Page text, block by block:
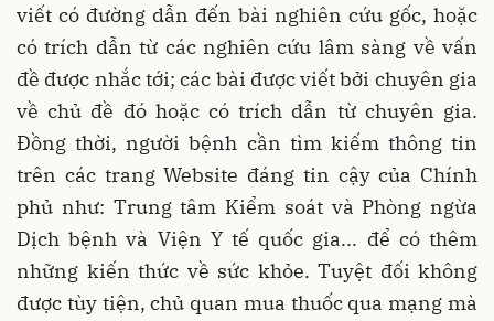
viết có đường dẫn đến bài nghiên cứu gốc, hoặc
có trích dẫn từ các nghiên cứu lâm sàng về vấn
đề được nhắc tới; các bài được viết bởi chuyên gia
về chủ đề đó hoặc có trích dẫn từ chuyên gia.
Đồng thời, người bệnh cần tìm kiếm thông tin
trên các trang Website đáng tin cậy của Chính
phủ như: Trung tâm Kiểm soát và Phòng ngừa
Dịch bệnh và Viện Y tế quốc gia... để có thêm
những kiến thức về sức khỏe. Tuyệt đối không
được tùy tiện, chủ quan mua thuốc qua mạng mà